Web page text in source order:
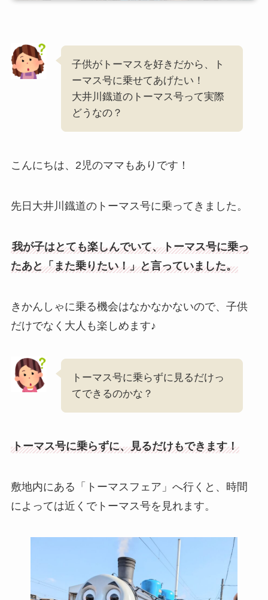
子供がトーマスを好きだから、ト
ーマス号に乗せてあげたい！
大井川鐡道のトーマス号って実際
どうなの？
こんにちは、2児のママもありです！
先日大井川鐡道のトーマス号に乗ってきました。
我が子はとても楽しんでいて、トーマス号に乗っ
たあと「また乗りたい！」と言っていました。
きかんしゃに乗る機会はなかなかないので、子供
だけでなく大人も楽しめます♪
トーマス号に乗らずに見るだけっ
てできるのかな？
トーマス号に乗らずに、見るだけもできます！
敷地内にある「トーマスフェア」へ行くと、時間
によっては近くでトーマス号を見れます。